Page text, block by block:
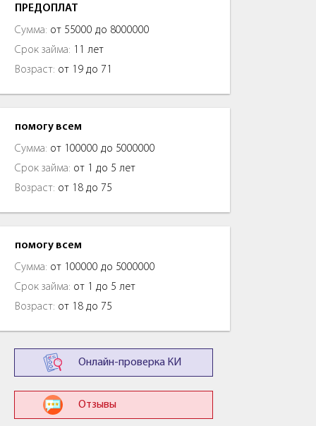
ПРЕДОПЛАТ
Сумма: от 55000 до 8000000
Срок займа: 11 лет
Возраст: от 19 до 71
помогу всем
Сумма: от 100000 до 5000000
Срок займа: от 1 до 5 лет
Возраст: от 18 до 75
помогу всем
Сумма: от 100000 до 5000000
Срок займа: от 1 до 5 лет
Возраст: от 18 до 75
Онлайн-проверка КИ
Отзывы